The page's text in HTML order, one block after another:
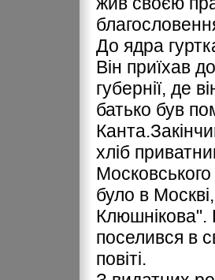
До ядра
Він приїхав
губернії, де
батько був
хліб
було в
Клюшнікова".
поселився в
повіті.